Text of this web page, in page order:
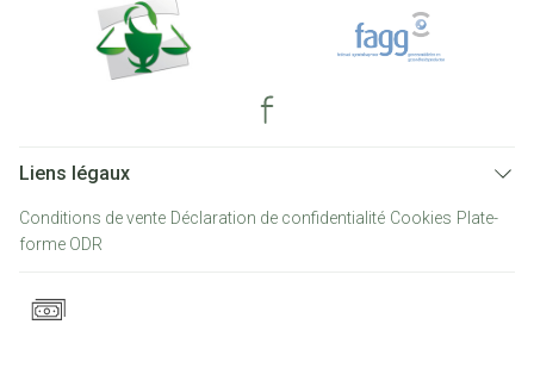
Liens légaux
Conditions de vente Déclaration de confidentialité Cookies Plate-
forme ODR